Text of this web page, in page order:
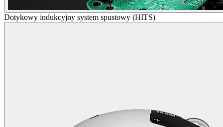
Dotykowy indukcyjny system spustowy (HITS)